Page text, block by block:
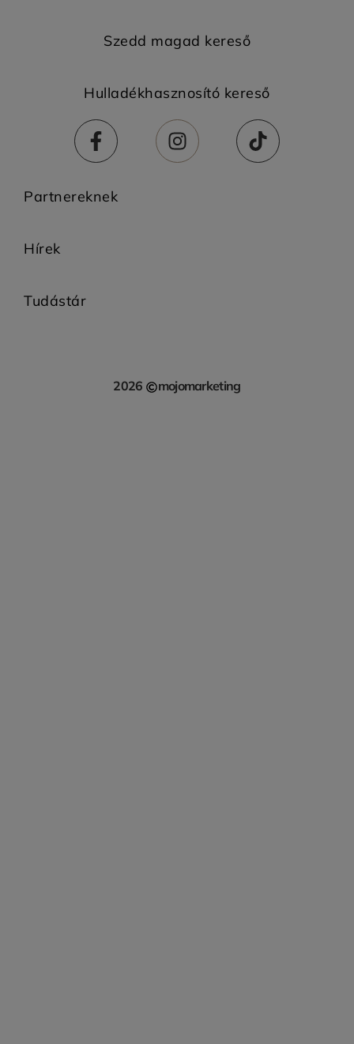
Szedd magad kereső
Hulladékhasznosító kereső
Partnereknek
Hírek
Tudástár
2026 mojomarketing